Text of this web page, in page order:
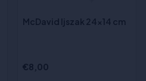
McDavid Ijszak 24x14 cm
€8,00